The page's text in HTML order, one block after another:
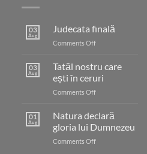
03
Aug
Judecata finală
Comments Offon
03
Aug
Tatăl nostru care
ești în ceruri
Comments Offon
nostru
care
ești
în
01
Aug
Natura declară
gloria lui Dumnezeu
Comments Offon